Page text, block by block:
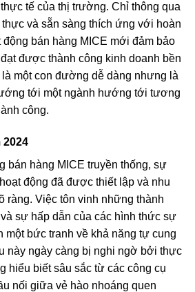
tế của thị trường. Chỉ thông qua
và sẵn sàng thích ứng với hoàn
bán hàng MICE mới đảm bảo
được thành công kinh doanh bền
một con đường dễ dàng nhưng là
tới một ngành hướng tới tương
công.
2024
bán hàng MICE truyền thống, sự
động đã được thiết lập và nhu
ràng. Việc tôn vinh những thành
sự hấp dẫn của các hình thức sự
một bức tranh về khả năng tự cung
này ngày càng bị nghi ngờ bởi thực
hiểu biết sâu sắc từ các công cụ
nối giữa vẻ hào nhoáng quen